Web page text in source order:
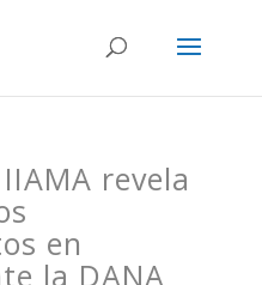
revela
en
la DANA